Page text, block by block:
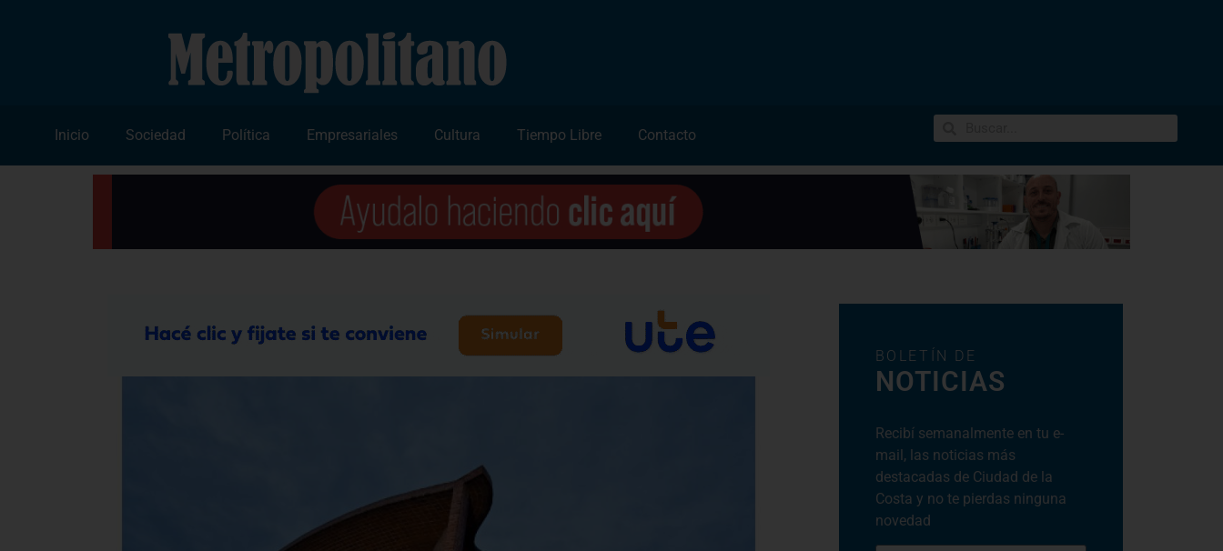
Inicio Sociedad Política Empresariales Cultura Tiempo Libre Contacto
BOLETÍN DE
NOTICIAS
Recibí semanalmente en tu e-
mail, las noticias más
destacadas de Ciudad de la
Costa y no te pierdas ninguna
novedad